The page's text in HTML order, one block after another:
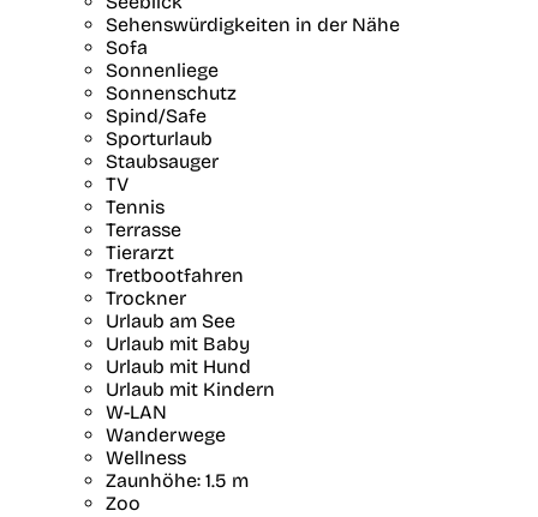
Sehenswürdigkeiten in der Nähe
Sofa
Sonnenliege
Sonnenschutz
Spind/Safe
Sporturlaub
Staubsauger
TV
Tennis
Terrasse
Tierarzt
Tretbootfahren
Trockner
Urlaub am See
Urlaub mit Baby
Urlaub mit Hund
Urlaub mit Kindern
W-LAN
Wanderwege
Wellness
Zaunhöhe: 1.5 m
Zoo